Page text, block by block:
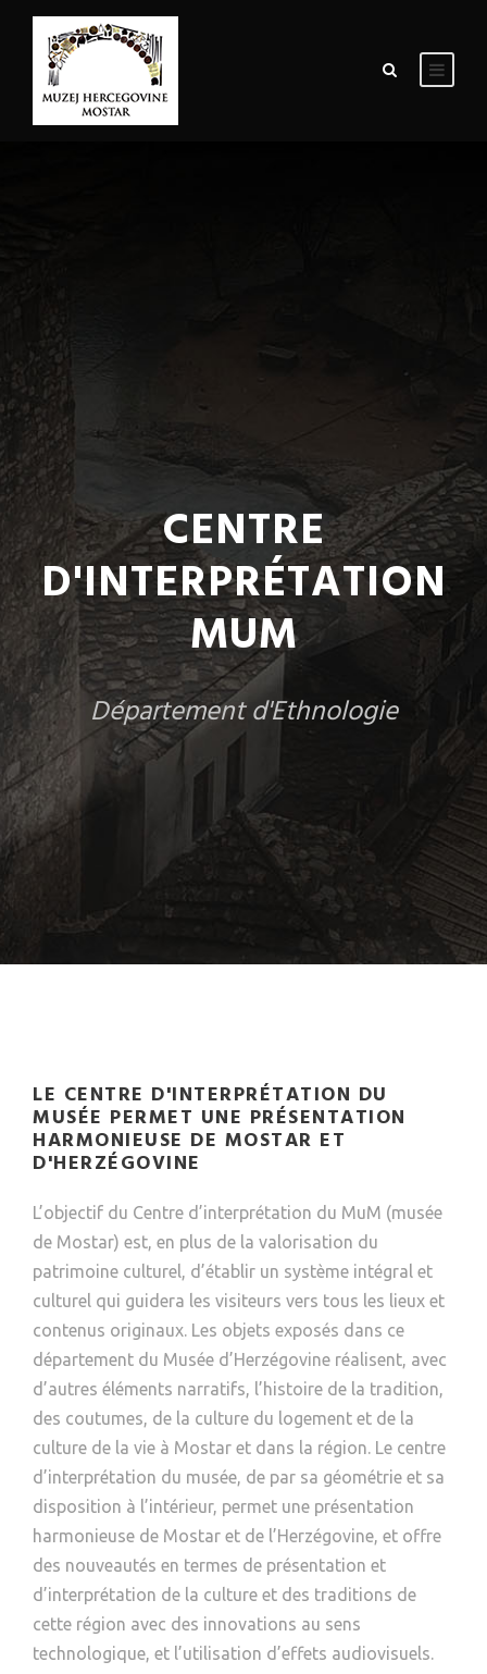
CENTRE
D'INTERPRÉTATION
MUM
Département d'Ethnologie
LE CENTRE D'INTERPRÉTATION DU
MUSÉE PERMET UNE PRÉSENTATION
HARMONIEUSE DE MOSTAR ET
D'HERZÉGOVINE
L’objectif du Centre d’interprétation du MuM (musée
de Mostar) est, en plus de la valorisation du
patrimoine culturel, d’établir un système intégral et
culturel qui guidera les visiteurs vers tous les lieux et
contenus originaux. Les objets exposés dans ce
département du Musée d’Herzégovine réalisent, avec
d’autres éléments narratifs, l’histoire de la tradition,
des coutumes, de la culture du logement et de la
culture de la vie à Mostar et dans la région. Le centre
d’interprétation du musée, de par sa géométrie et sa
disposition à l’intérieur, permet une présentation
harmonieuse de Mostar et de l’Herzégovine, et offre
des nouveautés en termes de présentation et
d’interprétation de la culture et des traditions de
cette région avec des innovations au sens
technologique, et l’utilisation d’effets audiovisuels.